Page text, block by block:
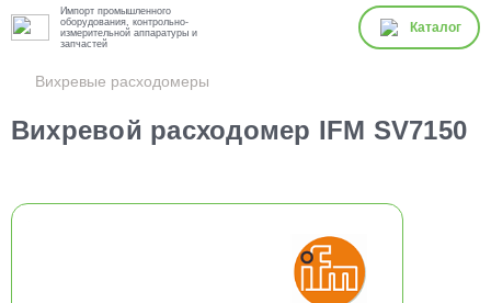
Импорт промышленного
оборудования, контрольно-
измерительной аппаратуры и
запчастей
Каталог
Вихревые расходомеры
Вихревой расходомер IFM SV7150